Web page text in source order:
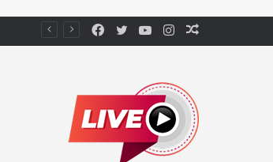
Instagram
YouTube
Twitter
Facebook